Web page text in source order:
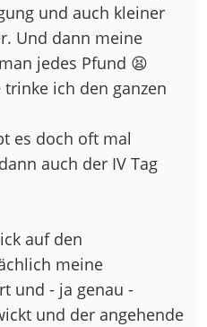
und auch kleiner
Und dann meine
jedes Pfund 😫
ich den ganzen
es doch oft mal
auch der IV Tag
auf den
meine
und - ja genau -
und der angehende